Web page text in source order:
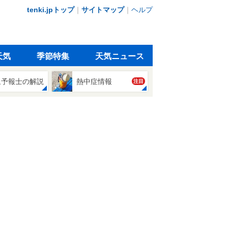
tenki.jpトップ｜ サイトマップ｜ ヘルプ
気 季節特集 天気ニュース
報士の解説 熱中症情報 注目